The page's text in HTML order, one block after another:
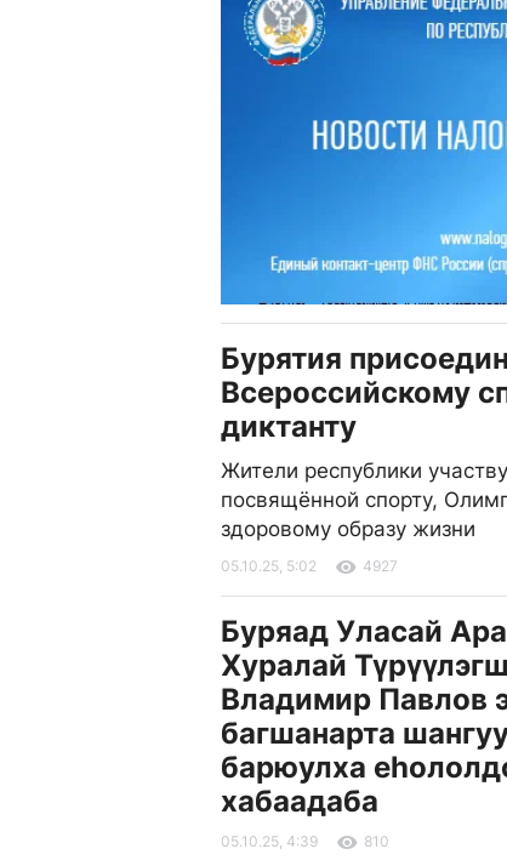
Бурятия
Всероссийскому
диктанту
Жители республики
посвящённой спорту,
здоровому образу жизни
05.10.25, 5:02 4927
Буряад Уласай
Хуралай
Владимир Павлов
багшанарта
барюулха
хабаадаба
05.10.25, 4:39 810